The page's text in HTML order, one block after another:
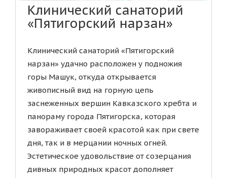
Клинический санаторий
«Пятигорский нарзан»
Клинический санаторий «Пятигорский
нарзан» удачно расположен у подножия
горы Машук, откуда открывается
живописный вид на горную цепь
заснеженных вершин Кавказского хребта и
панораму города Пятигорска, которая
завораживает своей красотой как при свете
дня, так и в мерцании ночных огней.
Эстетическое удовольствие от созерцания
дивных природных красот дополняет